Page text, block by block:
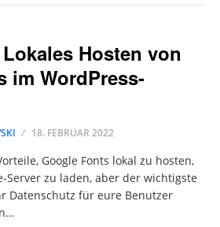
Hosten von
im WordPress-
18. FEBRUAR 2022
Google Fonts lokal zu hosten,
Server zu laden, aber der wichtigste
Datenschutz für eure Benutzer